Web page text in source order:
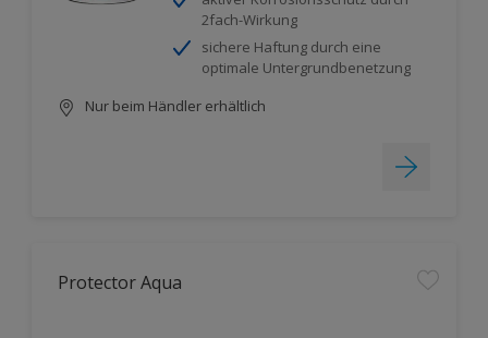
2fach-Wirkung
sichere Haftung durch eine
optimale Untergrundbenetzung
Nur beim Händler erhältlich
Protector Aqua